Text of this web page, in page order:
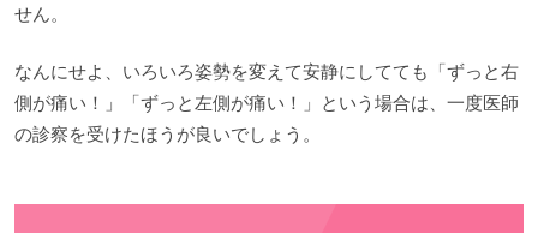
せん。
なんにせよ、いろいろ姿勢を変えて安静にしてても「ずっと右
側が痛い！」「ずっと左側が痛い！」という場合は、一度医師
の診察を受けたほうが良いでしょう。